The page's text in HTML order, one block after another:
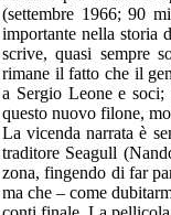
(settembre 1966; 90
importante nella storia
scrive, quasi sempre
rimane il fatto che il
a Sergio Leone e soci;
questo nuovo filone,
La vicenda narrata è
traditore Seagull
zona, fingendo di far
ma che – come